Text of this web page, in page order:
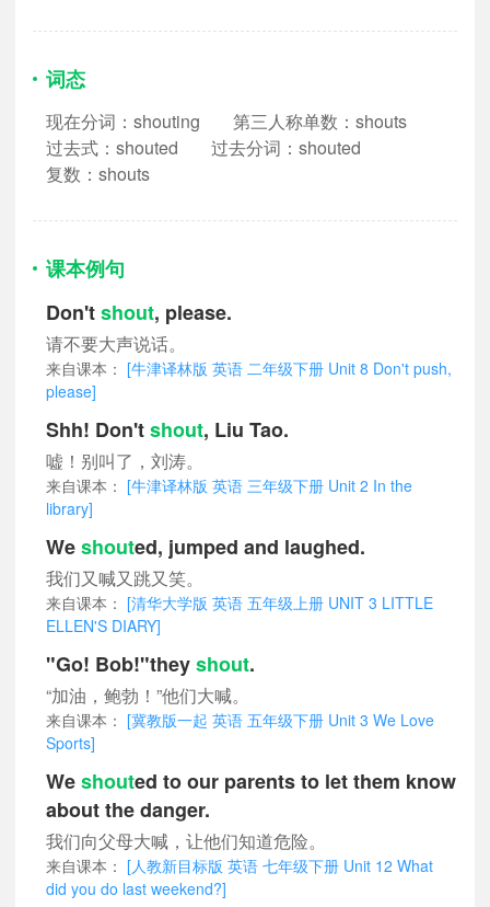
词态
现在分词：shouting
第三人称单数：shouts
过去式：shouted
过去分词：shouted
复数：shouts
课本例句
Don'tshout, please.
请不要大声说话。
来自课本： [牛津译林版 英语 二年级下册 Unit 8 Don't push,
please]
Shh! Don'tshout, Liu Tao.
嘘！别叫了，刘涛。
来自课本： [牛津译林版 英语 三年级下册 Unit 2 In the
library]
Weshouted, jumped and laughed.
我们又喊又跳又笑。
来自课本： [清华大学版 英语 五年级上册 UNIT 3 LITTLE
ELLEN'S DIARY]
"Go! Bob!"theyshout.
“加油，鲍勃！”他们大喊。
来自课本： [冀教版一起 英语 五年级下册 Unit 3 We Love
Sports]
Weshouted to our parents to let them know
about the danger.
我们向父母大喊，让他们知道危险。
来自课本： [人教新目标版 英语 七年级下册 Unit 12 What
did you do last weekend?]